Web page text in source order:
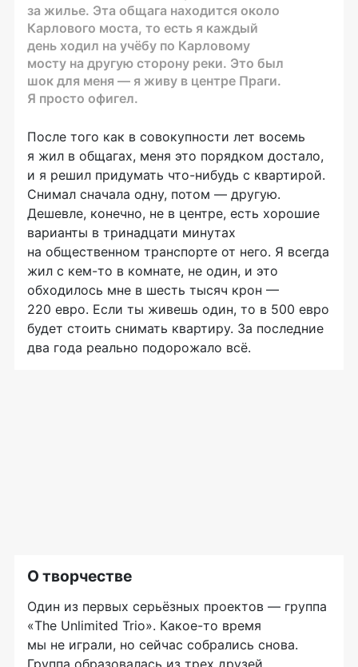
за жилье. Эта общага находится около
Карлового моста, то есть я каждый
день ходил на учёбу по Карловому
мосту на другую сторону реки. Это был
шок для меня — я живу в центре Праги.
Я просто офигел.
После того как в совокупности лет восемь
я жил в общагах, меня это порядком достало,
и я решил придумать что-нибудь с квартирой.
Снимал сначала одну, потом — другую.
Дешевле, конечно, не в центре, есть хорошие
варианты в тринадцати минутах
на общественном транспорте от него. Я всегда
жил с кем-то в комнате, не один, и это
обходилось мне в шесть тысяч крон —
220 евро. Если ты живешь один, то в 500 евро
будет стоить снимать квартиру. За последние
два года реально подорожало всё.
О творчестве
Один из первых серьёзных проектов — группа
«The Unlimited Trio». Какое-то время
мы не играли, но сейчас собрались снова.